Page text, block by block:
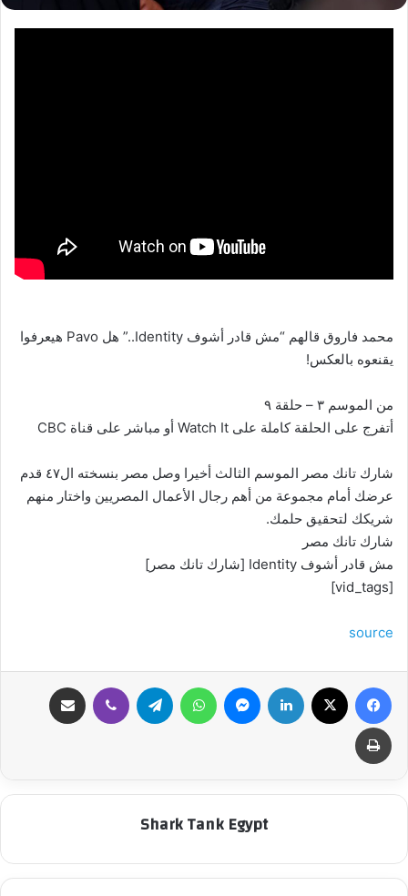
محمد فاروق قالهم “مش قادر أشوف Identity..” هل Pavo هيعرفوا
يقنعوه بالعكس!
من الموسم ٣ – حلقة ٩
أتفرج على الحلقة كاملة على Watch It أو مباشر على قناة CBC
شارك تانك مصر الموسم الثالث أخيرا وصل مصر بنسخته ال٤٧ قدم
عرضك أمام مجموعة من أهم رجال الأعمال المصريين واختار منهم
شريكك لتحقيق حلمك.
شارك تانك مصر
مش قادر أشوف Identity [شارك تانك مصر]
[vid_tags]
source
فيسبوك لينكدإن ماسنجر واتساب تيلقرام ڤايبر
طباعة
Shark Tank Egypt